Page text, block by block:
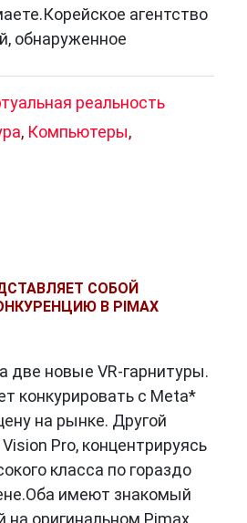
агентство
обнаруженное
реальность
, Компьютеры,
СОБОЙ
В PIMAX
две новые VR-гарнитуры.
конкурировать с Meta*
на рынке. Другой
Pro, концентрируясь
класса по гораздо
имеют знакомый
на оригинальном Pimax